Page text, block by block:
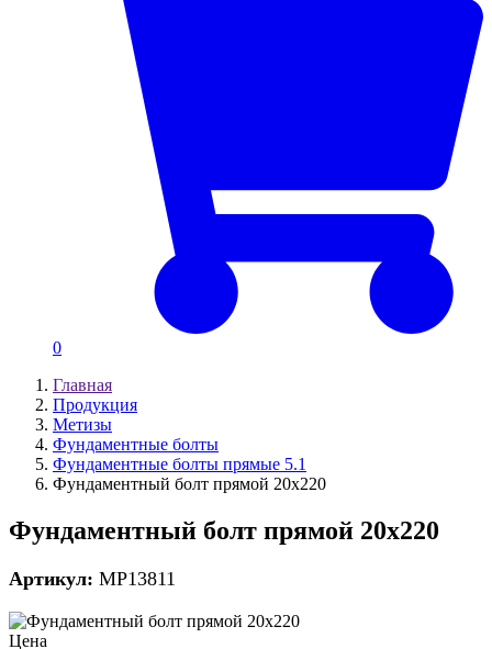
0
Главная
Продукция
Метизы
Фундаментные болты
Фундаментные болты прямые 5.1
Фундаментный болт прямой 20х220
Фундаментный болт прямой 20х220
Артикул: MP13811
Цена